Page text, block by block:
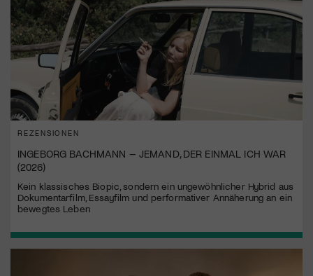
REZENSIONEN
INGEBORG BACHMANN – JEMAND, DER EINMAL ICH WAR
(2026)
Kein klassisches Biopic, sondern ein ungewöhnlicher Hybrid aus
Dokumentarfilm, Essayfilm und performativer Annäherung an ein
bewegtes Leben